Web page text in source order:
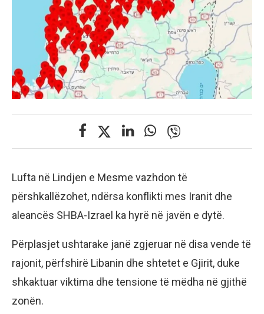
Lufta në Lindjen e Mesme vazhdon të
përshkallëzohet, ndërsa konflikti mes Iranit dhe
aleancës SHBA-Izrael ka hyrë në javën e dytë.
Përplasjet ushtarake janë zgjeruar në disa vende të
rajonit, përfshirë Libanin dhe shtetet e Gjirit, duke
shkaktuar viktima dhe tensione të mëdha në gjithë
zonën.